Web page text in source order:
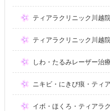
ティアラクリニック川越
ティアラクリニック川越
しわ・たるみレーザー治
ニキビ・にきび痕・ティ
イボ・ほくろ・ティアラ